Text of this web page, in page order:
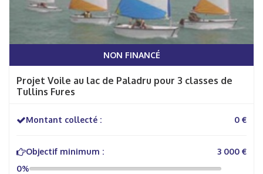
NON FINANCÉ
Projet Voile au lac de Paladru pour 3 classes de
Tullins Fures
Montant collecté : 0 €
Objectif minimum :
3 000 €
0%